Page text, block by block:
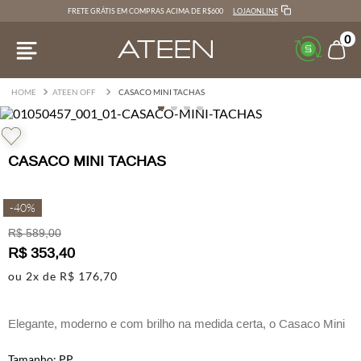
FRETE GRÁTIS EM COMPRAS ACIMA DE R$600 LOJAONLINE
0
ATEEN OFF CASACO MINI TACHAS
CASACO MINI TACHAS
-40%
R$ 589,00
R$ 353,40
ou 2x de R$ 176,70
Elegante, moderno e com brilho na medida certa, o Casaco Mini